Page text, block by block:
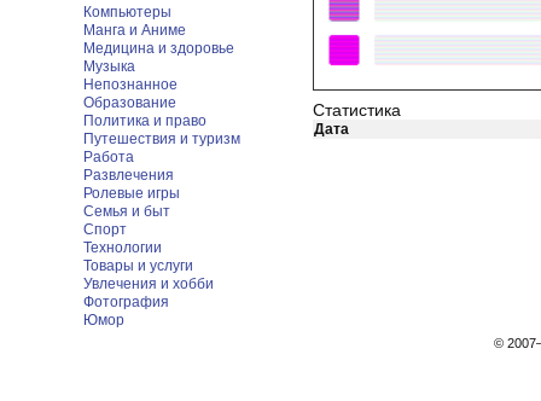
Компьютеры
Манга и Аниме
Медицина и здоровье
Музыка
Непознанное
Образование
Политика и право
Путешествия и туризм
Работа
Развлечения
Ролевые игры
Семья и быт
Спорт
Технологии
Товары и услуги
Увлечения и хобби
Фотография
Юмор
Статистика
Дата
©